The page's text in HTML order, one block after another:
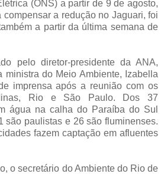
(ONS) a partir de 9 de agosto,
a redução no Jaguari, foi
a partir da última semana de
pelo diretor-presidente da ANA,
ministra do Meio Ambiente, Izabella
imprensa após a reunião com os
Rio e São Paulo. Dos 37
água na calha do Paraíba do Sul
são paulistas e 26 são fluminenses.
fazem captação em afluentes
o secretário do Ambiente do Rio de